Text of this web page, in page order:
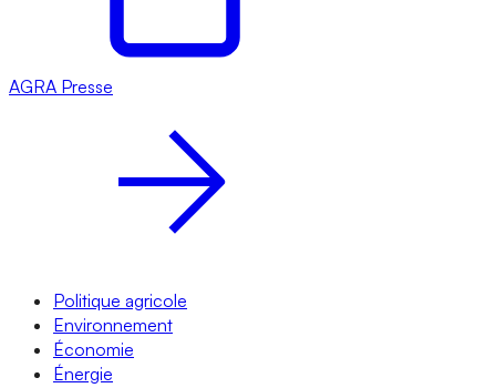
AGRA Presse
Politique agricole
Environnement
Économie
Énergie